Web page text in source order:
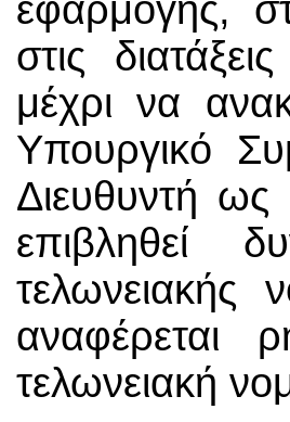
εφαρμογής,
στις
μέχρι να
Υπουργικό
Διευθυντή ως
επιβληθεί
τελωνειακής
αναφέρεται
τελωνειακή